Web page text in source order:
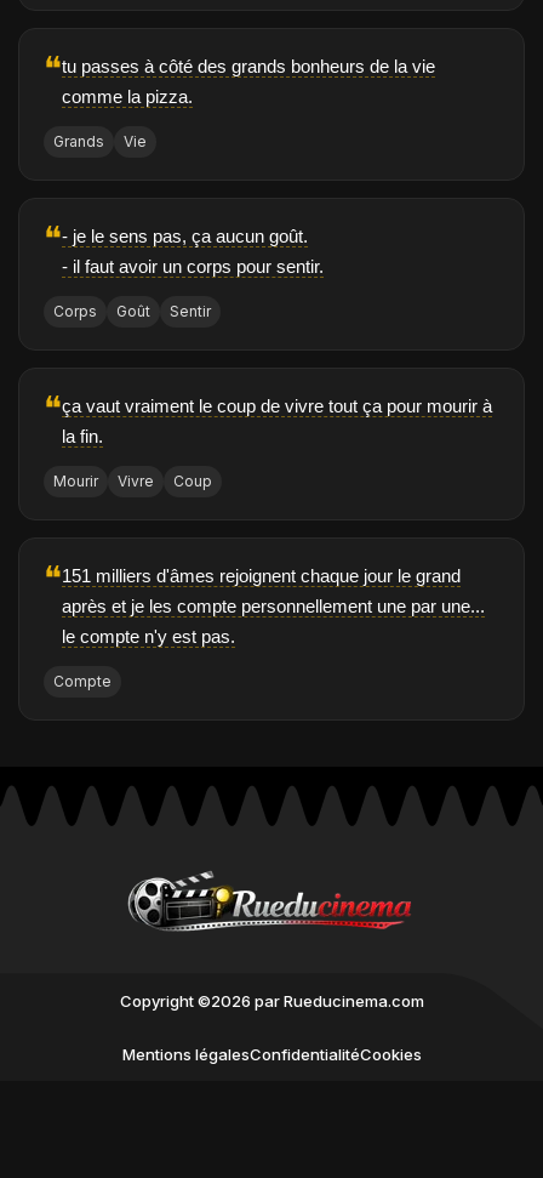
❝tu passes à côté des grands bonheurs de la vie
comme la pizza.
Grands Vie
❝- je le sens pas, ça aucun goût.
- il faut avoir un corps pour sentir.
Corps Goût Sentir
❝ça vaut vraiment le coup de vivre tout ça pour mourir à
la fin.
Mourir Vivre Coup
❝151 milliers d'âmes rejoignent chaque jour le grand
après et je les compte personnellement une par une...
le compte n'y est pas.
Compte
Copyright ©2026 par Rueducinema.com
Mentions légalesConfidentialitéCookies